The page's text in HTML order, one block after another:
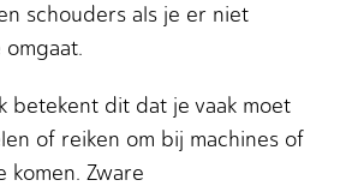
schouders als je er niet
betekent dit dat je vaak moet
of reiken om bij machines of
komen. Zware